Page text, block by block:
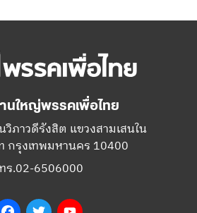
นใหญ่พรรคเพื่อไทย
ภาวดีรังสิต แขวงสามเสนใน
กรุงเทพมหานคร 10400
ร.02-6506000